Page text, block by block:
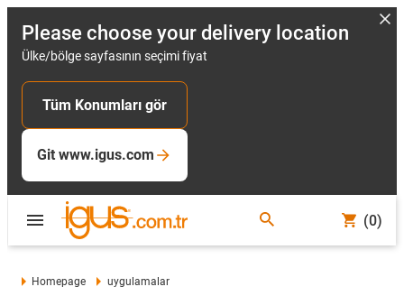
Please choose your delivery location
Ülke/bölge sayfasının seçimi fiyat
Tüm Konumları gör
Git www.igus.com
(0)
Homepage
uygulamalar